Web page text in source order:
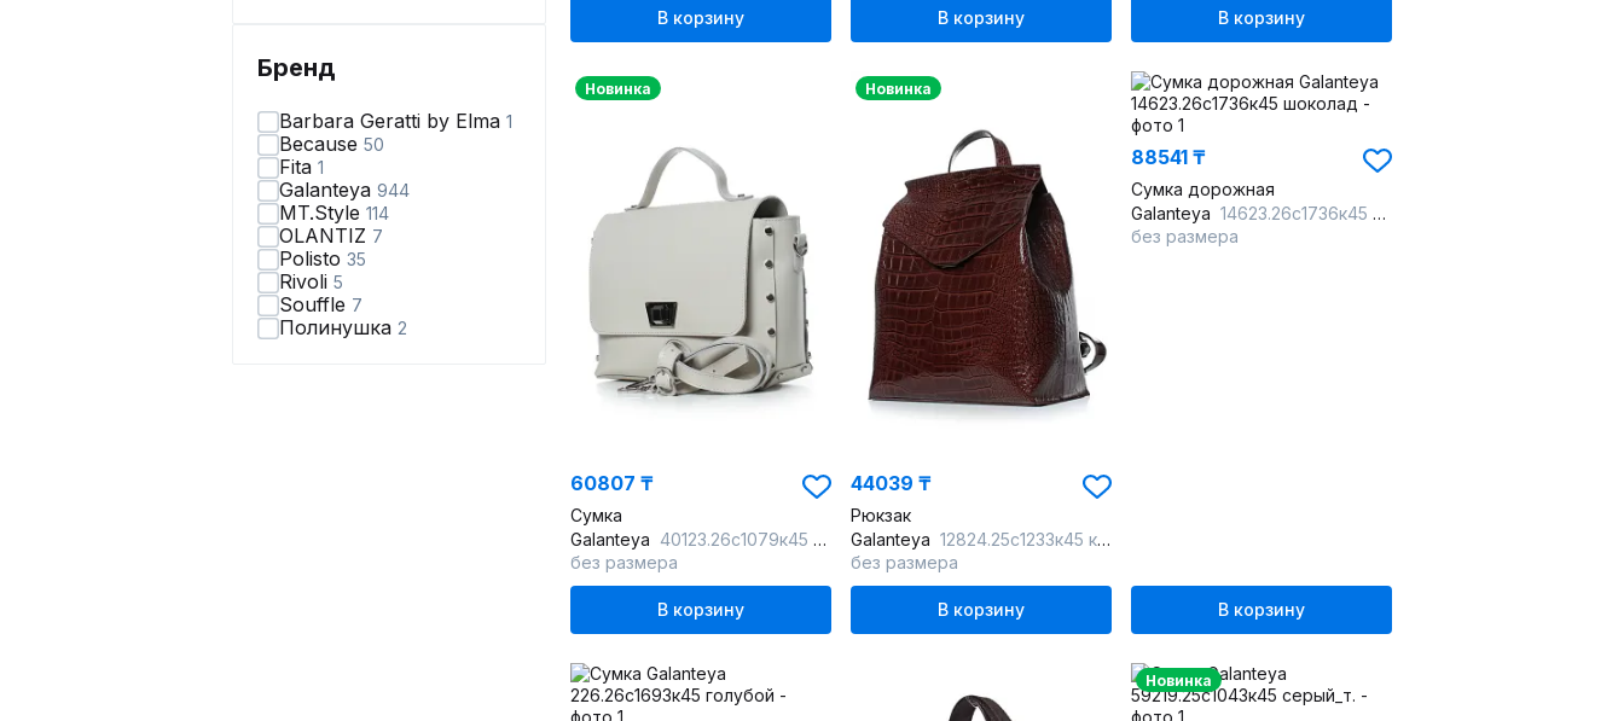
Бренд
Barbara Geratti by Elma 1
Because 50
Fita 1
Galanteya 944
MT.Style 114
OLANTIZ 7
Polisto 35
Rivoli 5
Souffle 7
Полинушка 2
В корзину В корзину В корзину
Новинка
60807 ₸
Сумка
Galanteya 40123.26с1079к45 бежевый
без размера
В корзину
Новинка
44039 ₸
Рюкзак
Galanteya 12824.25с1233к45 коричневый
без размера
В корзину
88541 ₸
Сумка дорожная
Galanteya 14623.26с1736к45 шоколад
без размера
В корзину
Новинка